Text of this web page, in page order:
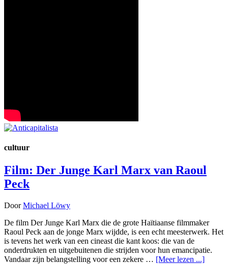
cultuur
Film: Der Junge Karl Marx van Raoul
Peck
DoorMichael Löwy
De film Der Junge Karl Marx die de grote Haïtiaanse filmmaker
Raoul Peck aan de jonge Marx wijdde, is een echt meesterwerk. Het
is tevens het werk van een cineast die kant koos: die van de
onderdrukten en uitgebuitenen die strijden voor hun emancipatie.
Vandaar zijn belangstelling voor een zekere … [Meer lezen ...]